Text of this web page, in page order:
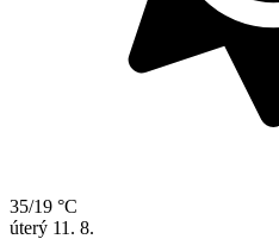
35/19 °C
úterý 11. 8.